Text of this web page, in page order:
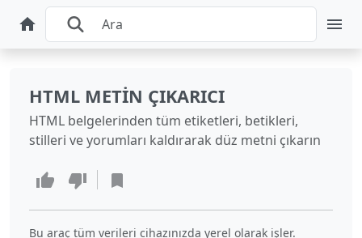
HTML METIN ÇIKARICI
HTML belgelerinden tüm etiketleri, betikleri,
stilleri ve yorumları kaldırarak düz metni çıkarın
Bu araç tüm verileri cihazınızda yerel olarak işler.